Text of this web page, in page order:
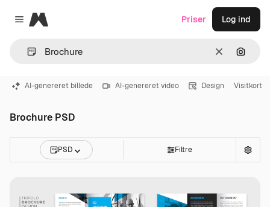
Close menu
Magnific
Klar Søg
Priser Log ind
AI-genereret billede AI-genereret video Design Visitkort
Brochure PSD
PSD Filtre